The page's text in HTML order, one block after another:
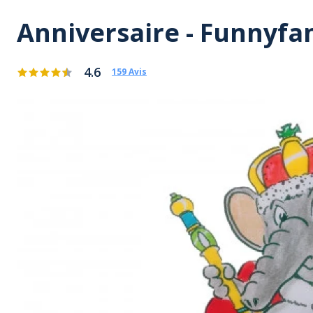
Anniversaire -
4.6 159 Avis